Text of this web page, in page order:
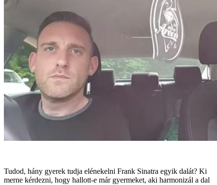
Tudod, hány gyerek tudja elénekelni Frank Sinatra egyik dalát? Ki
merne kérdezni, hogy hallott-e már gyermeket, aki harmonizál a dal